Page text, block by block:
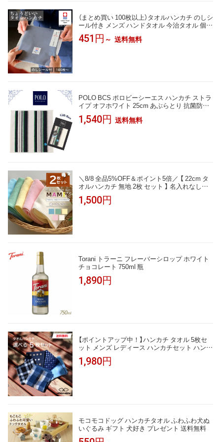
（まとめ買い 100枚以上）タオルハンカチ のしシ
ール付き メンズ ハンドタオル 今治タオル 個包
装 ギフト まとめ買い 22.5×23cm レディース
ギフト お配り ご挨拶 退職 Tps-152-100set-nosi
451円 ～ 送料無料
POLO BCS ポロビーシーエス ハンカチ ストラ
イプ オフホワイト 25cm あぶらとり 抗菌防臭
タオルハンカチ ハンドタオル ギフトボックス
入り メンズ 紳士 ブランド ギフト プレゼント
1,540円 送料無料
＼8/8 全品5%OFF＆ポイント5倍／ 【 22cm タ
オルハンカチ 無地 2枚 セット 】 名入れなし
タオルセット 今治 子供 プレゼント お礼 お返
し シャーリング ミニハンカチ 無地 おしぼりタ
1,500円
Torani トラーニ フレーバーシロップ ホワイト
チョコレート 750ml 瓶
1,890円
【ポイントアップ中！】ハンカチ タオル 5枚セ
ット メンズ レディース ハンカチセット ハンド
タオル タオルハンカチ まとめ買い ビジネス 綿
コットン パイル 吸水 速乾性 ポケットサイズ 2
1,980円
モコモコドッグ ハンカチタオル ふわふわ犬ぬ
いぐるみ ギフト 犬好き プレゼント 送料無料